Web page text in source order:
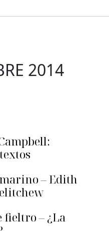
2014
– Edith
fieltro – ¿La